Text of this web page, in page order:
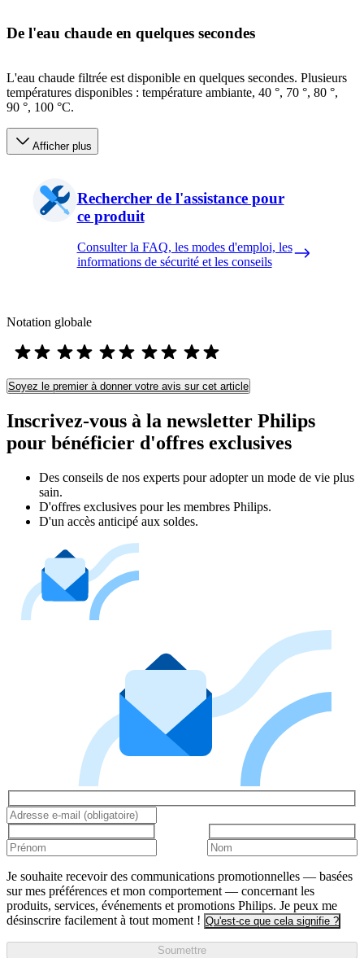
De l'eau chaude en quelques secondes
L'eau chaude filtrée est disponible en quelques secondes. Plusieurs
températures disponibles : température ambiante, 40 °, 70 °, 80 °,
90 °, 100 °C.
Afficher plus
Rechercher de l'assistance pour
ce produit
Consulter la FAQ, les modes d'emploi, les
informations de sécurité et les conseils
Notation globale
Soyez le premier à donner votre avis sur cet article
Inscrivez-vous à la newsletter Philips
pour bénéficier d'offres exclusives
Des conseils de nos experts pour adopter un mode de vie plus
sain.
D'offres exclusives pour les membres Philips.
D'un accès anticipé aux soldes.
Je souhaite recevoir des communications promotionnelles — basées
sur mes préférences et mon comportement — concernant les
produits, services, événements et promotions Philips. Je peux me
désinscrire facilement à tout moment ! Qu'est-ce que cela signifie ?
Soumettre